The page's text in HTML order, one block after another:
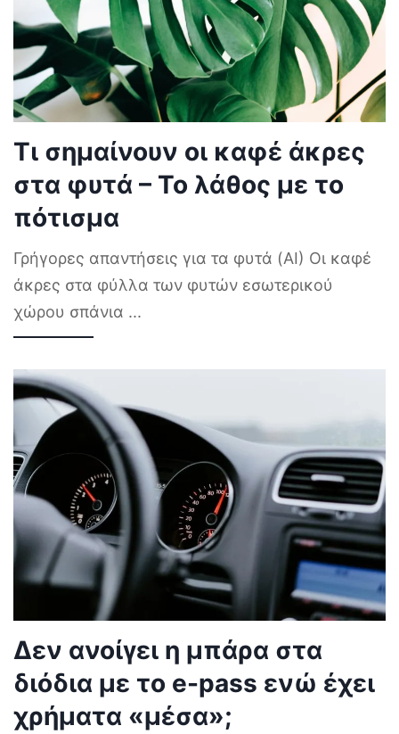
Τι σημαίνουν οι καφέ άκρες
στα φυτά – Το λάθος με το
πότισμα
Γρήγορες απαντήσεις για τα φυτά (AI) Οι καφέ
άκρες στα φύλλα των φυτών εσωτερικού
χώρου σπάνια ...
Δεν ανοίγει η μπάρα στα
διόδια με το e-pass ενώ έχει
χρήματα «μέσα»;